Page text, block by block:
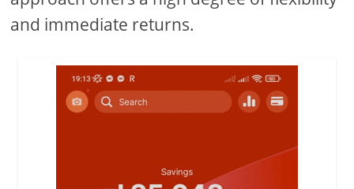
and immediate returns.